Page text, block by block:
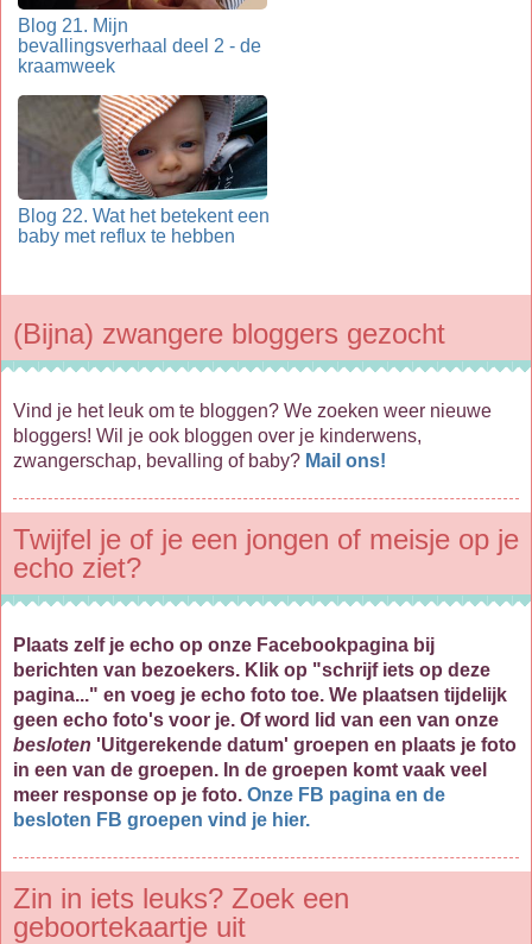
Blog 21. Mijn
bevallingsverhaal deel 2 - de
kraamweek
Blog 22. Wat het betekent een
baby met reflux te hebben
(Bijna) zwangere bloggers gezocht
Vind je het leuk om te bloggen? We zoeken weer nieuwe
bloggers! Wil je ook bloggen over je kinderwens,
zwangerschap, bevalling of baby? Mail ons!
Twijfel je of je een jongen of meisje op je
echo ziet?
Plaats zelf je echo op onze Facebookpagina bij
berichten van bezoekers. Klik op "schrijf iets op deze
pagina..." en voeg je echo foto toe. We plaatsen tijdelijk
geen echo foto's voor je. Of word lid van een van onze
besloten 'Uitgerekende datum' groepen en plaats je foto
in een van de groepen. In de groepen komt vaak veel
meer response op je foto. Onze FB pagina en de
besloten FB groepen vind je hier.
Zin in iets leuks? Zoek een
geboortekaartje uit